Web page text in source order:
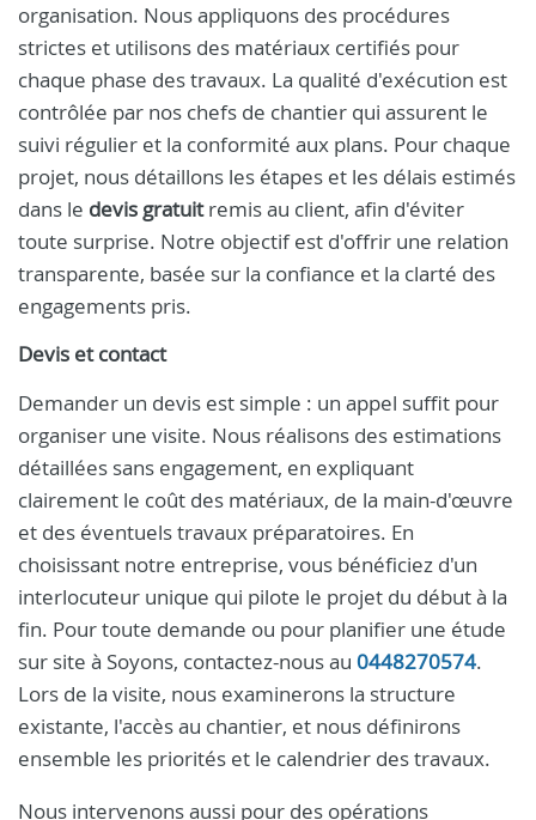
organisation. Nous appliquons des procédures
strictes et utilisons des matériaux certifiés pour
chaque phase des travaux. La qualité d'exécution est
contrôlée par nos chefs de chantier qui assurent le
suivi régulier et la conformité aux plans. Pour chaque
projet, nous détaillons les étapes et les délais estimés
dans le devis gratuitremis au client, afin d'éviter
toute surprise. Notre objectif est d'offrir une relation
transparente, basée sur la confiance et la clarté des
engagements pris.
Devis et contact
Demander un devis est simple : un appel suffit pour
organiser une visite. Nous réalisons des estimations
détaillées sans engagement, en expliquant
clairement le coût des matériaux, de la main-d'œuvre
et des éventuels travaux préparatoires. En
choisissant notre entreprise, vous bénéficiez d'un
interlocuteur unique qui pilote le projet du début à la
fin. Pour toute demande ou pour planifier une étude
sur site à Soyons, contactez-nous au 0448270574.
Lors de la visite, nous examinerons la structure
existante, l'accès au chantier, et nous définirons
ensemble les priorités et le calendrier des travaux.
Nous intervenons aussi pour des opérations